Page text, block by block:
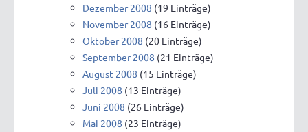
Dezember 2008 (19 Einträge)
November 2008 (16 Einträge)
Oktober 2008 (20 Einträge)
September 2008 (21 Einträge)
August 2008 (15 Einträge)
Juli 2008 (13 Einträge)
Juni 2008 (26 Einträge)
Mai 2008 (23 Einträge)